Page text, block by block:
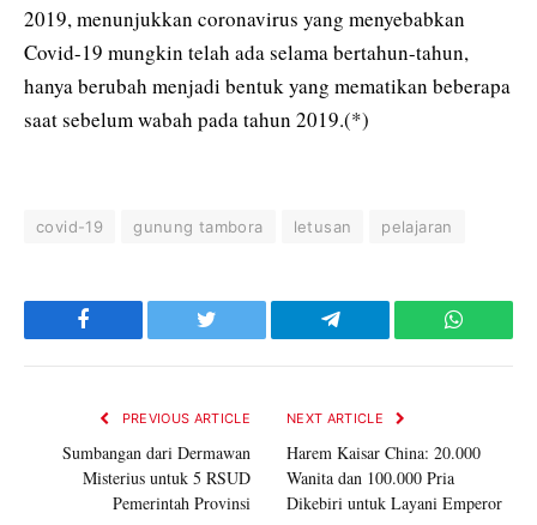
2019, menunjukkan coronavirus yang menyebabkan
Covid-19 mungkin telah ada selama bertahun-tahun,
hanya berubah menjadi bentuk yang mematikan beberapa
saat sebelum wabah pada tahun 2019.(*)
covid-19 gunung tambora letusan pelajaran
Facebook Twitter Telegram
PREVIOUS ARTICLE
Sumbangan dari Dermawan
Misterius untuk 5 RSUD
Pemerintah Provinsi
NEXT ARTICLE
Harem Kaisar China: 20.000
Wanita dan 100.000 Pria
Dikebiri untuk Layani Emperor